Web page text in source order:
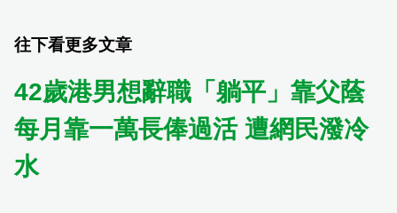
往下看更多文章
42歲港男想辭職「躺平」靠父蔭
每月靠一萬長俸過活 遭網民潑冷
水